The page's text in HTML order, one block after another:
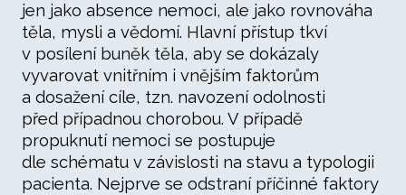
jen jako absence nemoci, ale jako rovnováha
těla, mysli a vědomí. Hlavní přístup tkví
v posílení buněk těla, aby se dokázaly
vyvarovat vnitřním i vnějším faktorům
a dosažení cíle, tzn. navození odolnosti
před případnou chorobou. V případě
propuknutí nemoci se postupuje
dle schématu v závislosti na stavu a typologii
pacienta. Nejprve se odstraní příčinné faktory